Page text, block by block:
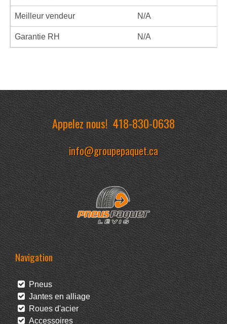
Meilleur vendeur N/A
Garantie RH N/A
Appelez nous!418-830-0638
info@groupepaquet.ca
Navigation
Pneus
Jantes en alliage
Roues d'acier
Accessoires